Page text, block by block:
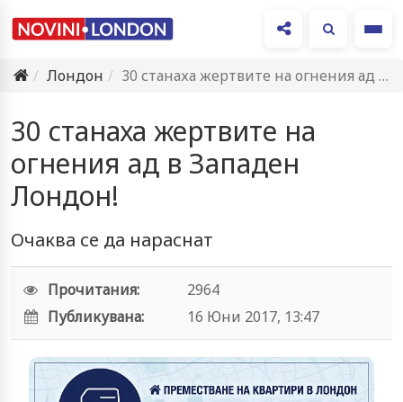
Лондон
30 станаха жертвите на огнения ад в Западен Лондон!
30 станаха жертвите на
огнения ад в Западен
Лондон!
Очаква се да нараснат
Прочитания:
2964
Публикувана:
16 Юни 2017, 13:47